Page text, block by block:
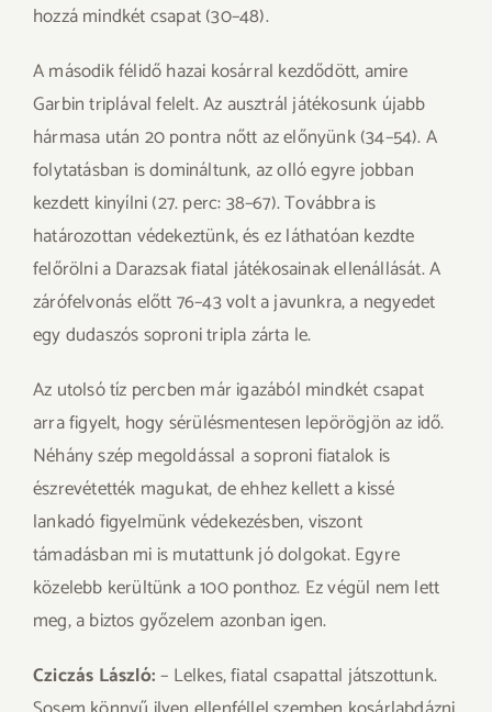
hozzá mindkét csapat (30–48).
A második félidő hazai kosárral kezdődött, amire
Garbin triplával felelt. Az ausztrál játékosunk újabb
hármasa után 20 pontra nőtt az előnyünk (34–54). A
folytatásban is domináltunk, az olló egyre jobban
kezdett kinyílni (27. perc: 38–67). Továbbra is
határozottan védekeztünk, és ez láthatóan kezdte
felőrölni a Darazsak fiatal játékosainak ellenállását. A
zárófelvonás előtt 76–43 volt a javunkra, a negyedet
egy dudaszós soproni tripla zárta le.
Az utolsó tíz percben már igazából mindkét csapat
arra figyelt, hogy sérülésmentesen lepörögjön az idő.
Néhány szép megoldással a soproni fiatalok is
észrevétették magukat, de ehhez kellett a kissé
lankadó figyelmünk védekezésben, viszont
támadásban mi is mutattunk jó dolgokat. Egyre
közelebb kerültünk a 100 ponthoz. Ez végül nem lett
meg, a biztos győzelem azonban igen.
Cziczás László:– Lelkes, fiatal csapattal játszottunk.